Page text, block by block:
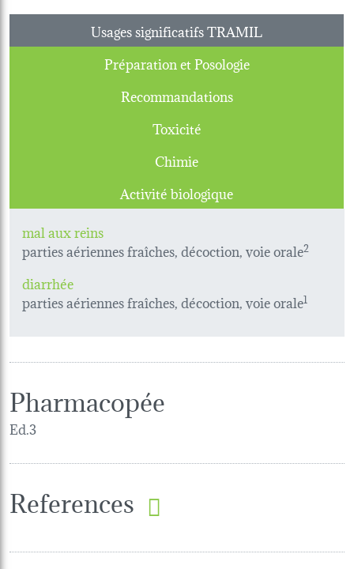
Usages significatifs TRAMIL
Préparation et Posologie
Recommandations
Toxicité
Chimie
Activité biologique
mal aux reins
parties aériennes fraîches, décoction, voie orale2
diarrhée
parties aériennes fraîches, décoction, voie orale1
Pharmacopée
Ed.3
References